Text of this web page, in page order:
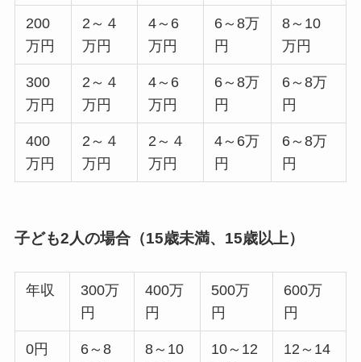
200
万円
2～４
万円
4～6
万円
6～8万
円
8～10
万円
300
万円
2～４
万円
4～6
万円
6～8万
円
6～8万
円
400
万円
2～４
万円
2～４
万円
4～6万
円
6～8万
円
子ども2人の場合（15歳未満、15歳以上）
年収
300万
円
400万
円
500万
円
600万
円
0円
6～8
8～10
10～12
12～14